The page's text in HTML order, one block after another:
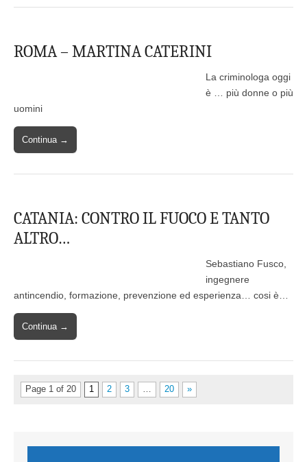
ROMA – MARTINA CATERINI
La criminologa oggi
è … più donne o più
uomini
Continua →
CATANIA: CONTRO IL FUOCO E TANTO
ALTRO…
Sebastiano Fusco,
ingegnere
antincendio, formazione, prevenzione ed esperienza… cosi è…
Continua →
Page 1 of 20 1 2 3 20 »